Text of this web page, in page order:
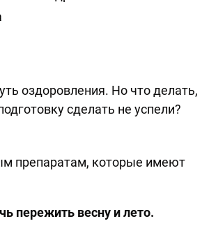
оздоровления. Но что делать,
сделать не успели?
препаратам, которые имеют
пережить весну и лето.